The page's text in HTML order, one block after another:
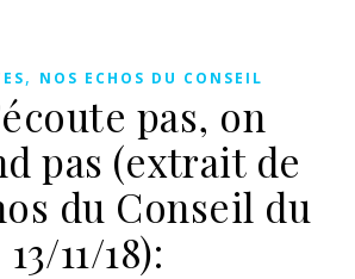
, NOS ECHOS DU CONSEIL
pas, on
pas (extrait de
du Conseil du
13/11/18):